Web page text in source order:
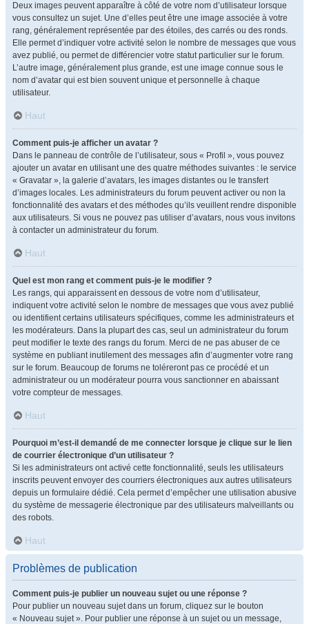
Deux images peuvent apparaître à côté de votre nom d’utilisateur lorsque
vous consultez un sujet. Une d’elles peut être une image associée à votre
rang, généralement représentée par des étoiles, des carrés ou des ronds.
Elle permet d’indiquer votre activité selon le nombre de messages que vous
avez publié, ou permet de différencier votre statut particulier sur le forum.
L’autre image, généralement plus grande, est une image connue sous le
nom d’avatar qui est bien souvent unique et personnelle à chaque
utilisateur.
Haut
Comment puis-je afficher un avatar ?
Dans le panneau de contrôle de l’utilisateur, sous « Profil », vous pouvez
ajouter un avatar en utilisant une des quatre méthodes suivantes : le service
« Gravatar », la galerie d’avatars, les images distantes ou le transfert
d’images locales. Les administrateurs du forum peuvent activer ou non la
fonctionnalité des avatars et des méthodes qu’ils veuillent rendre disponible
aux utilisateurs. Si vous ne pouvez pas utiliser d’avatars, nous vous invitons
à contacter un administrateur du forum.
Haut
Quel est mon rang et comment puis-je le modifier ?
Les rangs, qui apparaissent en dessous de votre nom d’utilisateur,
indiquent votre activité selon le nombre de messages que vous avez publié
ou identifient certains utilisateurs spécifiques, comme les administrateurs et
les modérateurs. Dans la plupart des cas, seul un administrateur du forum
peut modifier le texte des rangs du forum. Merci de ne pas abuser de ce
système en publiant inutilement des messages afin d’augmenter votre rang
sur le forum. Beaucoup de forums ne toléreront pas ce procédé et un
administrateur ou un modérateur pourra vous sanctionner en abaissant
votre compteur de messages.
Haut
Pourquoi m’est-il demandé de me connecter lorsque je clique sur le lien
de courrier électronique d’un utilisateur ?
Si les administrateurs ont activé cette fonctionnalité, seuls les utilisateurs
inscrits peuvent envoyer des courriers électroniques aux autres utilisateurs
depuis un formulaire dédié. Cela permet d’empêcher une utilisation abusive
du système de messagerie électronique par des utilisateurs malveillants ou
des robots.
Haut
Problèmes de publication
Comment puis-je publier un nouveau sujet ou une réponse ?
Pour publier un nouveau sujet dans un forum, cliquez sur le bouton
« Nouveau sujet ». Pour publier une réponse à un sujet ou un message,